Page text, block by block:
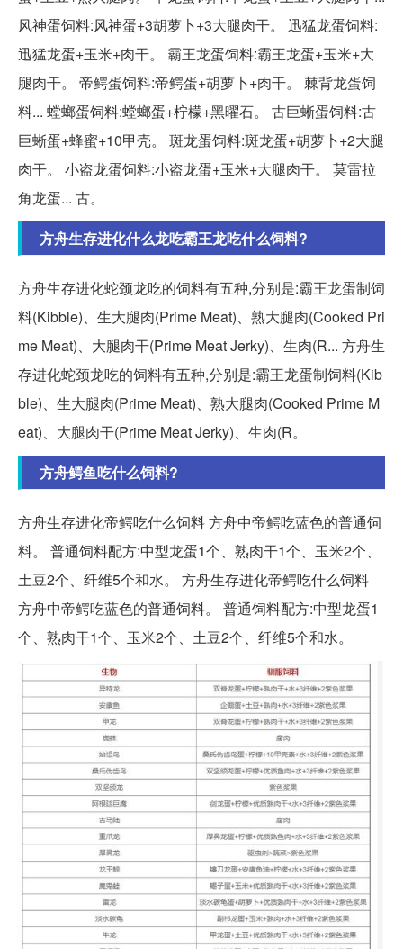
风神蛋饲料:风神蛋+3胡萝卜+3大腿肉干。 迅猛龙蛋饲料:
迅猛龙蛋+玉米+肉干。 霸王龙蛋饲料:霸王龙蛋+玉米+大
腿肉干。 帝鳄蛋饲料:帝鳄蛋+胡萝卜+肉干。 棘背龙蛋饲
料... 螳螂蛋饲料:螳螂蛋+柠檬+黑曜石。 古巨蜥蛋饲料:古
巨蜥蛋+蜂蜜+10甲壳。 斑龙蛋饲料:斑龙蛋+胡萝卜+2大腿
肉干。 小盗龙蛋饲料:小盗龙蛋+玉米+大腿肉干。 莫雷拉
角龙蛋... 古。
方舟生存进化什么龙吃霸王龙吃什么饲料?
方舟生存进化蛇颈龙吃的饲料有五种,分别是:霸王龙蛋制饲
料(Kibble)、生大腿肉(Prime Meat)、熟大腿肉(Cooked Pri
me Meat)、大腿肉干(Prime Meat Jerky)、生肉(R... 方舟生
存进化蛇颈龙吃的饲料有五种,分别是:霸王龙蛋制饲料(Kib
ble)、生大腿肉(Prime Meat)、熟大腿肉(Cooked Prime M
eat)、大腿肉干(Prime Meat Jerky)、生肉(R。
方舟鳄鱼吃什么饲料?
方舟生存进化帝鳄吃什么饲料 方舟中帝鳄吃蓝色的普通饲
料。 普通饲料配方:中型龙蛋1个、熟肉干1个、玉米2个、
土豆2个、纤维5个和水。 方舟生存进化帝鳄吃什么饲料
方舟中帝鳄吃蓝色的普通饲料。 普通饲料配方:中型龙蛋1
个、熟肉干1个、玉米2个、土豆2个、纤维5个和水。